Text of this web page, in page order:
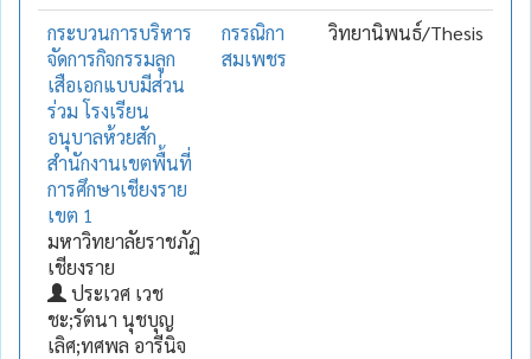
กระบวนการบริหาร
จัดการกิจกรรมลูก
เสือเอกแบบมีส่วน
ร่วม โรงเรียน
อนุบาลห้วยสัก
สำนักงานเขตพื้นที่
การศึกษาเชียงราย
เขต 1
มหาวิทยาลัยราชภัฏ
เชียงราย
ประเวศ เวช
ชะ;รัตนา นุชบุญ
เลิศ;ทศพล อารีนิจ
กรรณิกา
สมเพชร
วิทยานิพนธ์/Thesis